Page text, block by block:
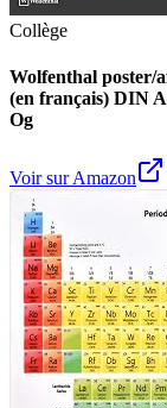
Collège
Wolfenthal poster/
(en français) DIN
Og
Voir sur Amazon